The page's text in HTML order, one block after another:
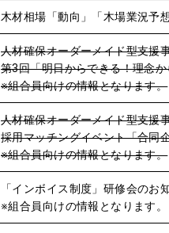
木材相場「動向」「木場業況予
人材確保オーダーメイド型支援
第3回「明日からできる！理念
※組合員向けの情報となります。
人材確保オーダーメイド型支援
採用マッチングイベント「合同
※組合員向けの情報となります。
「インボイス制度」研修会のお
※組合員向けの情報となります。